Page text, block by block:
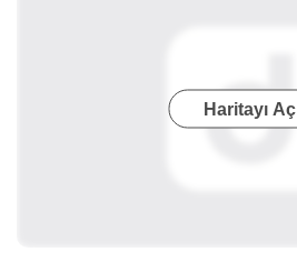
Haritayı Aç